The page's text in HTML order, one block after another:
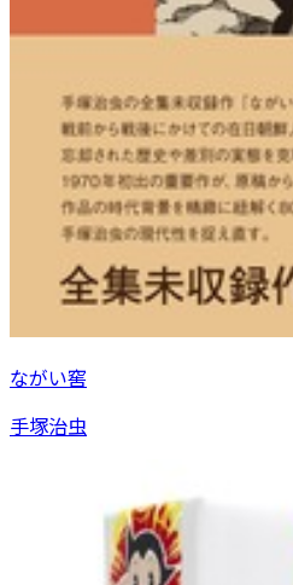
ながい窖
手塚治虫